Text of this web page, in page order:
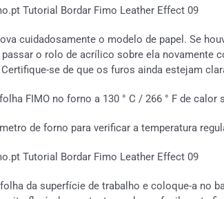
cuidadosamente o modelo de papel. Se
o rolo de acrílico sobre ela novamente
se de que os furos ainda estejam
FIMO no forno a 130 ° C / 266 ° F de
de forno para verificar a temperatura
da superfície de trabalho e coloque-a no